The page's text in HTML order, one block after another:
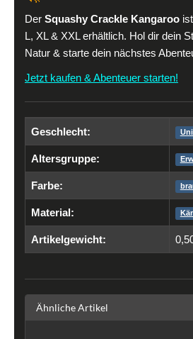
Der Squashy Crackle Kangaroo
L, XL & XXL erhältlich. Hol dir dein
Natur & starte dein nächstes
Jetzt kaufen & Abenteuer starten!
Geschlecht:
Altersgruppe:
Farbe:
Material:
Artikelgewicht:
Ähnliche Artikel